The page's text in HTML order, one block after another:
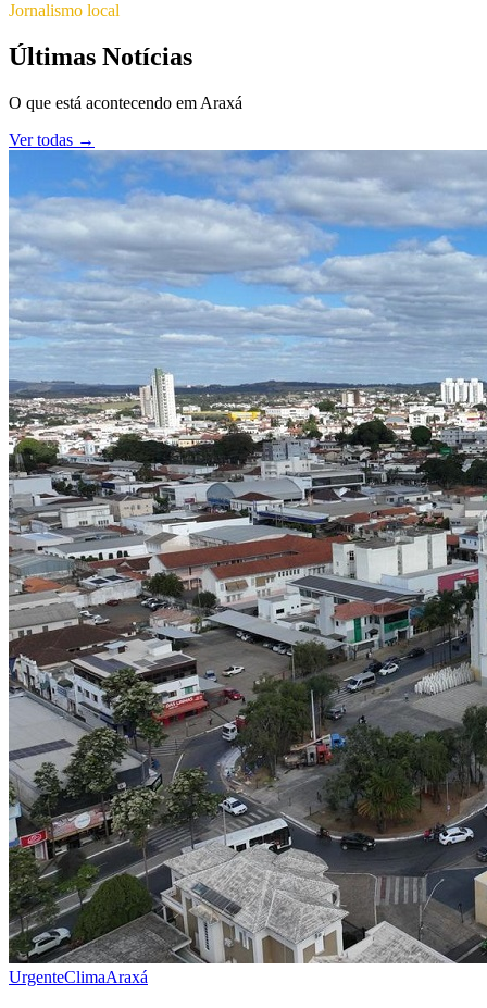
Jornalismo local
Últimas Notícias
O que está acontecendo em Araxá
Ver todas →
UrgenteClimaAraxá